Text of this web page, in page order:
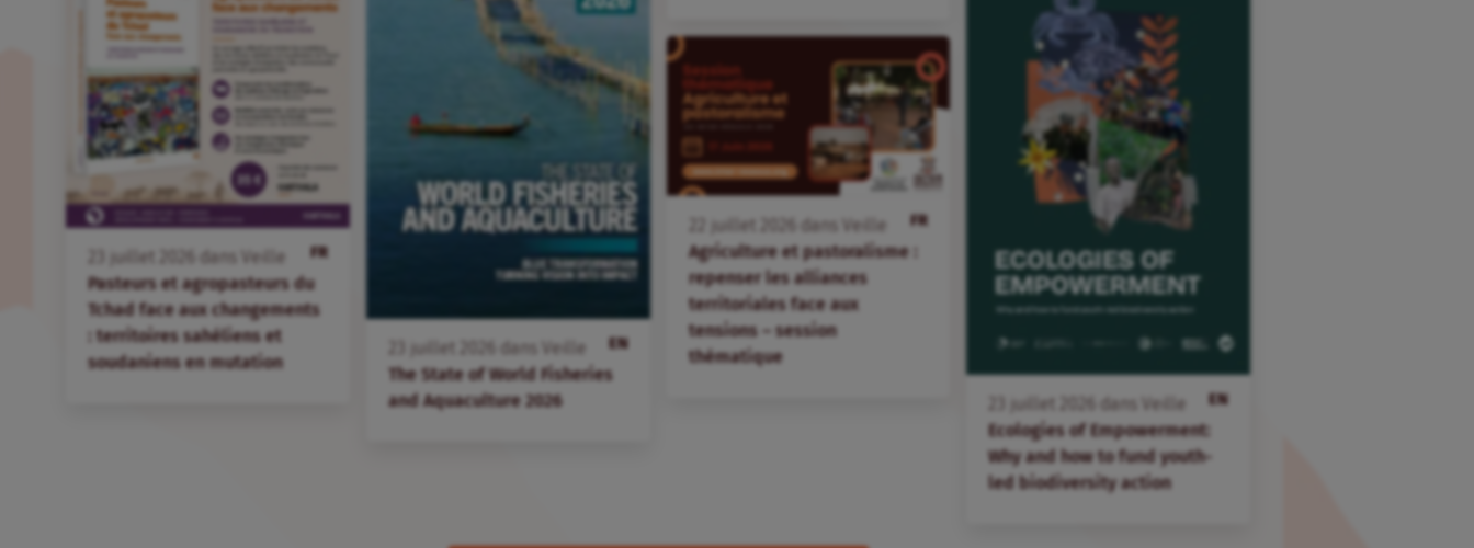
EN
juillet dans
Veille
The State of World Fisheries
and Aquaculture 2026
FR
juillet dans Veille
Pasteurs et agropasteurs du
Tchad face aux changements
: territoires sahéliens et
soudaniens en mutation
EN
juillet dans Veille
Ecologies of Empowerment:
Why and how to fund youth-
led biodiversity action
FR
juillet dans Veille
Agriculture et pastoralisme :
repenser les alliances
territoriales face aux
tensions – session
thématique